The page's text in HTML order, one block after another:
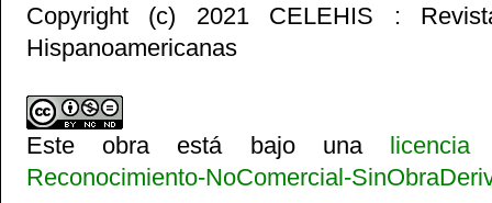
Copyright (c) 2021 CELEHIS :
Hispanoamericanas
Este obra está bajo una
Reconocimiento-NoComercial-